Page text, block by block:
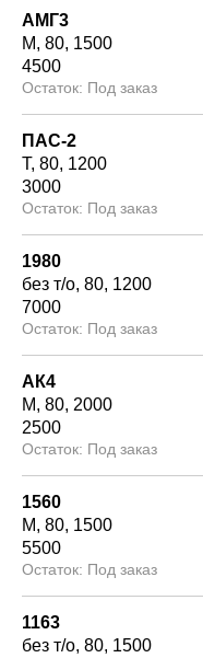
АМГ3
М 80 1500
4500
Под заказ
ПАС-2
Т 80 1200
3000
Под заказ
1980
без т/о 80 1200
7000
Под заказ
АК4
М 80 2000
2500
Под заказ
1560
М 80 1500
5500
Под заказ
1163
без т/о 80 1500